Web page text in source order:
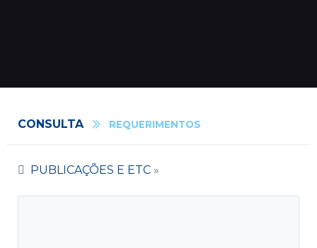
CONSULTA REQUERIMENTOS
PUBLICAÇÕES E ETC »